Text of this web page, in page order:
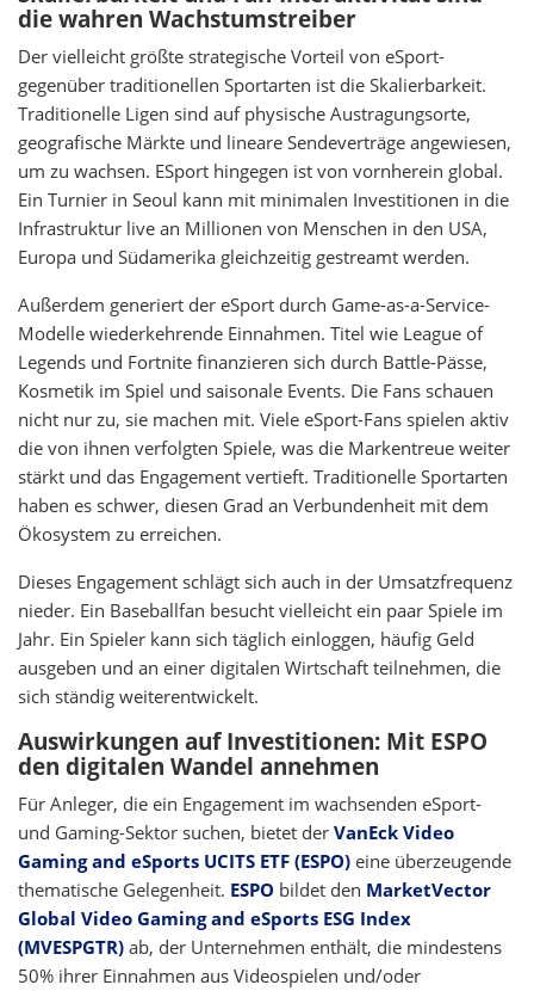
die wahren Wachstumstreiber
Der vielleicht größte strategische Vorteil von eSport-
gegenüber traditionellen Sportarten ist die Skalierbarkeit.
Traditionelle Ligen sind auf physische Austragungsorte,
geografische Märkte und lineare Sendeverträge angewiesen,
um zu wachsen. ESport hingegen ist von vornherein global.
Ein Turnier in Seoul kann mit minimalen Investitionen in die
Infrastruktur live an Millionen von Menschen in den USA,
Europa und Südamerika gleichzeitig gestreamt werden.
Außerdem generiert der eSport durch Game-as-a-Service-
Modelle wiederkehrende Einnahmen. Titel wie League of
Legends und Fortnite finanzieren sich durch Battle-Pässe,
Kosmetik im Spiel und saisonale Events. Die Fans schauen
nicht nur zu, sie machen mit. Viele eSport-Fans spielen aktiv
die von ihnen verfolgten Spiele, was die Markentreue weiter
stärkt und das Engagement vertieft. Traditionelle Sportarten
haben es schwer, diesen Grad an Verbundenheit mit dem
Ökosystem zu erreichen.
Dieses Engagement schlägt sich auch in der Umsatzfrequenz
nieder. Ein Baseballfan besucht vielleicht ein paar Spiele im
Jahr. Ein Spieler kann sich täglich einloggen, häufig Geld
ausgeben und an einer digitalen Wirtschaft teilnehmen, die
sich ständig weiterentwickelt.
Auswirkungen auf Investitionen: Mit ESPO
den digitalen Wandel annehmen
Für Anleger, die ein Engagement im wachsenden eSport-
und Gaming-Sektor suchen, bietet der VanEck Video
Gaming and eSports UCITS ETF (ESPO) eine überzeugende
thematische Gelegenheit. ESPO bildet den MarketVector
Global Video Gaming and eSports ESG Index
(MVESPGTR) ab, der Unternehmen enthält, die mindestens
50% ihrer Einnahmen aus Videospielen und/oder